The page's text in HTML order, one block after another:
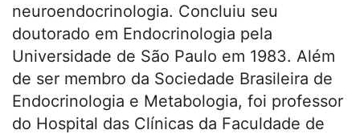
neuroendocrinologia. Concluiu seu
doutorado em Endocrinologia pela
Universidade de São Paulo em 1983. Além
de ser membro da Sociedade Brasileira de
Endocrinologia e Metabologia, foi professor
do Hospital das Clínicas da Faculdade de